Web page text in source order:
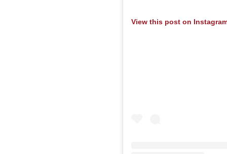
View this post on